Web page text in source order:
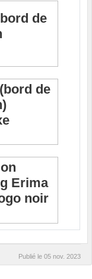
de
de
Erima
noir
Publié le 05 nov. 2023